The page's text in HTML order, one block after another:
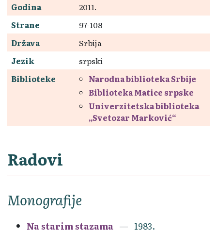
Godina
2011.
Strane
97-108
Država
Srbija
Jezik
srpski
Biblioteke
Narodna biblioteka Srbije
Biblioteka Matice srpske
Univerzitetska biblioteka
„Svetozar Marković“
Radovi
Monografije
Na starim stazama
1983.